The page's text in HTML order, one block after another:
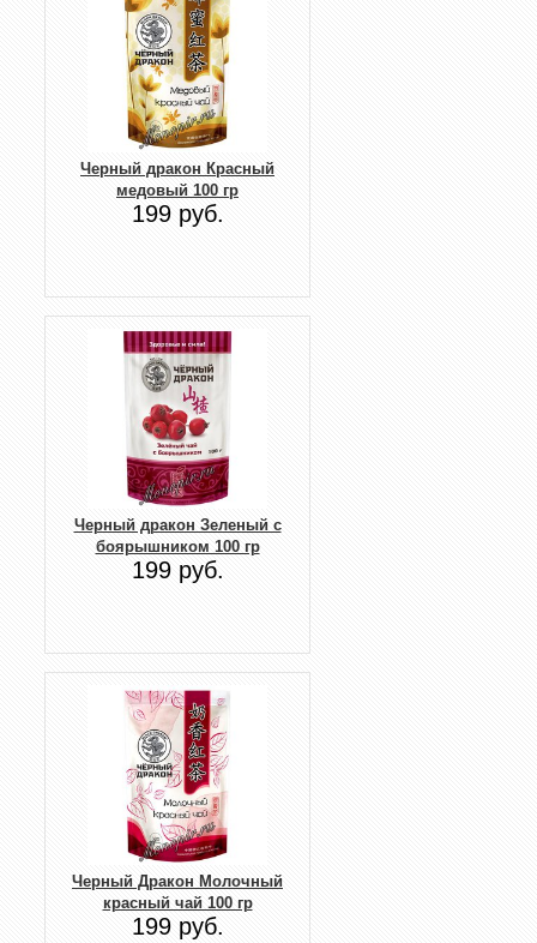
Черный дракон Красный
медовый 100 гр
199 руб.
Черный дракон Зеленый с
боярышником 100 гр
199 руб.
Черный Дракон Молочный
красный чай 100 гр
199 руб.